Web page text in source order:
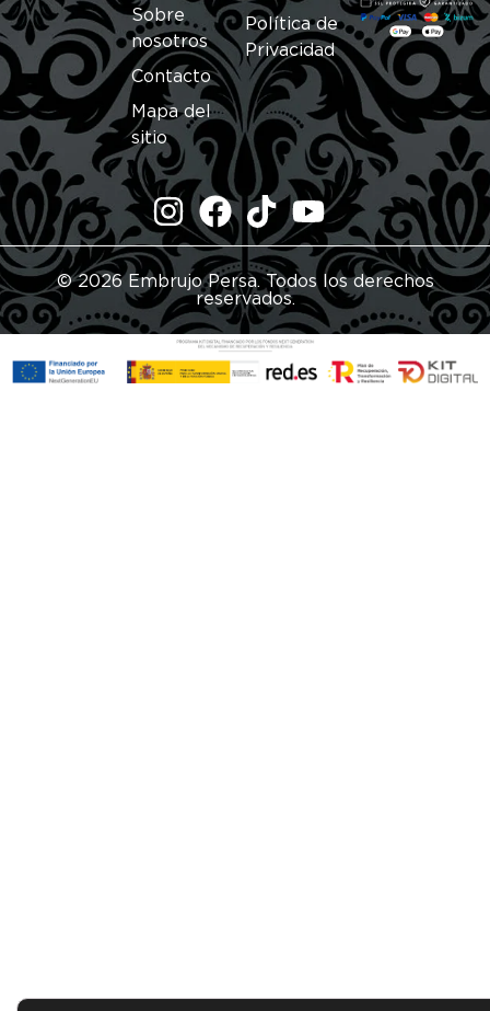
Sobre
nosotros
Contacto
Mapa del
sitio
Política de
Privacidad
© 2026 Embrujo Persa. Todos los derechos
reservados.